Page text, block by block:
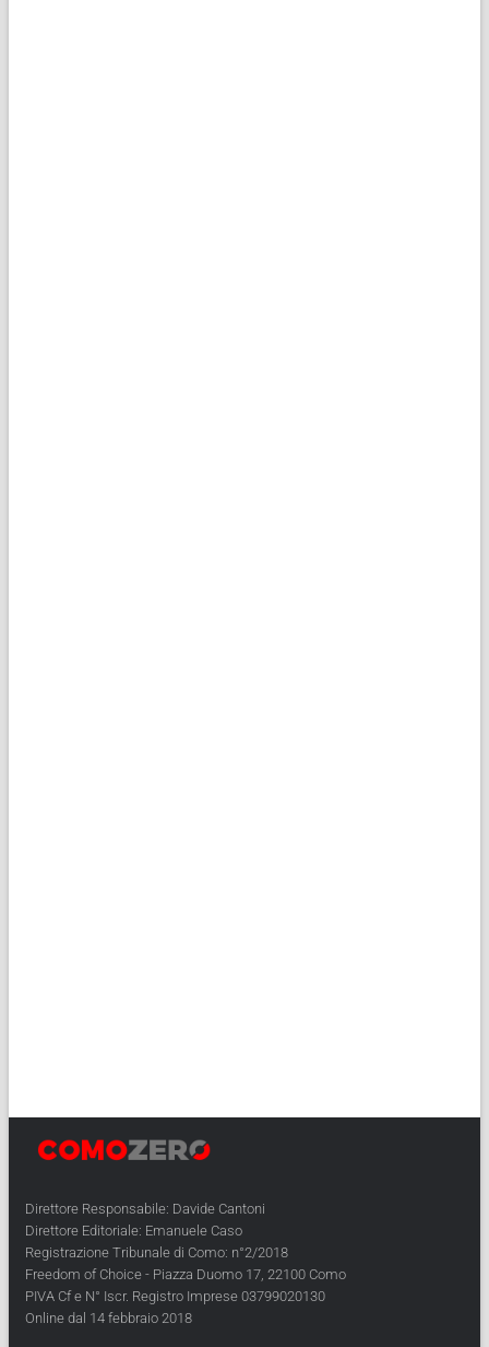
Direttore Responsabile: Davide Cantoni
Direttore Editoriale: Emanuele Caso
Registrazione Tribunale di Como: n°2/2018
Freedom of Choice - Piazza Duomo 17, 22100 Como
PIVA Cf e N° Iscr. Registro Imprese 03799020130
Online dal 14 febbraio 2018